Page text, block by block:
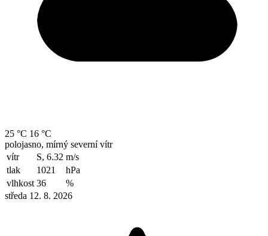
25 °C 16 °C
polojasno, mírný severní vítr
vítr
S, 6.32 m/s
tlak
1021
hPa
vlhkost 36
%
středa 12. 8. 2026